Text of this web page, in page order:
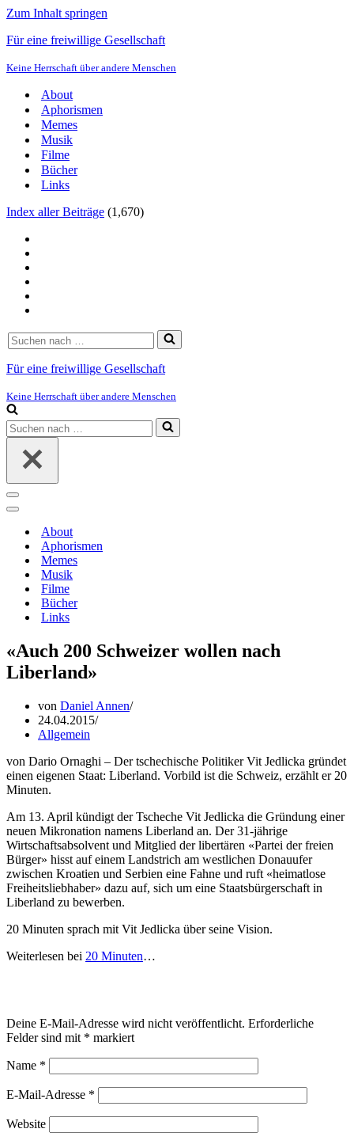
Zum Inhalt springen
Für eine freiwillige Gesellschaft
Keine Herrschaft über andere Menschen
About
Aphorismen
Memes
Musik
Filme
Bücher
Links
Index aller Beiträge (1,670)
Suchen
nach …
Für eine freiwillige Gesellschaft
Keine Herrschaft über andere Menschen
Suchen
nach …
Navigations-
Menü
Navigations-
About
Aphorismen
Memes
Musik
Filme
Bücher
Links
«Auch 200 Schweizer wollen nach
Liberland»
von Daniel Annen
24.04.2015
Allgemein
von Dario Ornaghi – Der tschechische Politiker Vit Jedlicka gründet
einen eigenen Staat: Liberland. Vorbild ist die Schweiz, erzählt er 20
Minuten.
Am 13. April kündigt der Tscheche Vit Jedlicka die Gründung einer
neuen Mikronation namens Liberland an. Der 31-jährige
Wirtschaftsabsolvent und Mitglied der libertären «Partei der freien
Bürger» hisst auf einem Landstrich am westlichen Donauufer
zwischen Kroatien und Serbien eine Fahne und ruft «heimatlose
Freiheitsliebhaber» dazu auf, sich um eine Staatsbürgerschaft in
Liberland zu bewerben.
20 Minuten sprach mit Vit Jedlicka über seine Vision.
Weiterlesen bei 20 Minuten…
Deine E-Mail-Adresse wird nicht veröffentlicht. Erforderliche
Felder sind mit * markiert
Name *
E-Mail-Adresse *
Website